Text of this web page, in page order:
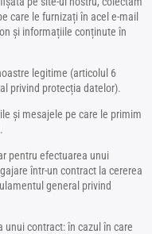
care le furnizați în acel e-mail
și informațiile conținute în
legitime (articolul 6
privind protecția datelor).
și mesajele pe care le primim
pentru efectuarea unui
într-un contract la cererea
general privind
contract: în cazul în care